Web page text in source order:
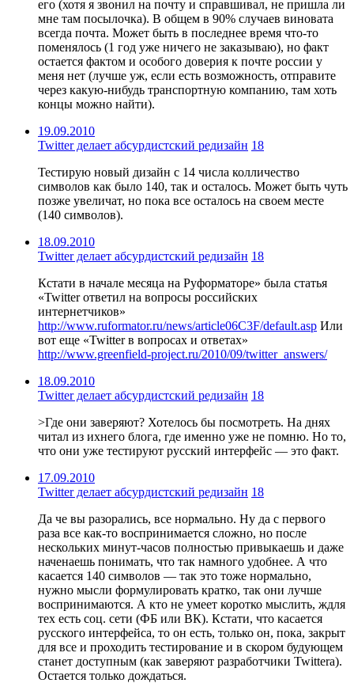
его (хотя я звонил на почту и справшивал, не пришла ли
мне там посылочка). В общем в 90% случаев виновата
всегда почта. Может быть в последнее время что-то
поменялось (1 год уже ничего не заказываю), но факт
остается фактом и особого доверия к почте россии у
меня нет (лучше уж, если есть возможность, отправите
через какую-нибудь транспортную компанию, там хоть
концы можно найти).
19.09.2010
Twitter делает абсурдистский редизайн 18
Тестирую новый дизайн с 14 числа колличество
символов как было 140, так и осталось. Может быть чуть
позже увеличат, но пока все осталось на своем месте
(140 символов).
18.09.2010
Twitter делает абсурдистский редизайн 18
Кстати в начале месяца на Руформаторе» была статья
«Twitter ответил на вопросы российских
интернетчиков»
http://www.ruformator.ru/news/article06C3F/default.asp Или
вот еще «Twitter в вопросах и ответах»
http://www.greenfield-project.ru/2010/09/twitter_answers/
18.09.2010
Twitter делает абсурдистский редизайн 18
>Где они заверяют? Хотелось бы посмотреть. На днях
читал из ихнего блога, где именно уже не помню. Но то,
что они уже тестируют русский интерфейс — это факт.
17.09.2010
Twitter делает абсурдистский редизайн 18
Да че вы разорались, все нормально. Ну да с первого
раза все как-то воспринимается сложно, но после
нескольких минут-часов полностью привыкаешь и даже
наченаешь понимать, что так намного удобнее. А что
касается 140 символов — так это тоже нормально,
нужно мысли формулировать кратко, так они лучше
воспринимаются. А кто не умеет коротко мыслить, ждля
тех есть соц. сети (ФБ или ВК). Кстати, что касается
русского интерфейса, то он есть, только он, пока, закрыт
для все и проходить тестирование и в скором будующем
станет доступным (как заверяют разработчики Twittera).
Остается только дождаться.